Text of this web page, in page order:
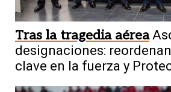
Tras la tragedia aérea
designaciones:
clave en la fuerza y